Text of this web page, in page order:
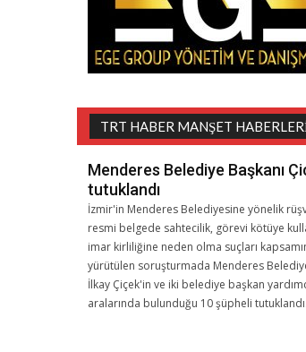
TRT HABER MANŞET
Menderes Belediye Başkanı
tutuklandı
İzmir'in Menderes Belediyesine yönelik
resmi belgede sahtecilik, görevi kötüye
imar kirliliğine neden olma suçları
yürütülen soruşturmada Menderes
İlkay Çiçek'in ve iki belediye başkan
aralarında bulunduğu 10 şüpheli tutuklandı.